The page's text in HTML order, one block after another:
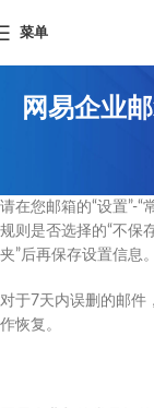
菜单
网易企业
请在您邮箱的“设置”-“
规则是否选择的“不保
夹”后再保存设置信息。
对于7天内误删的邮件
作恢复。